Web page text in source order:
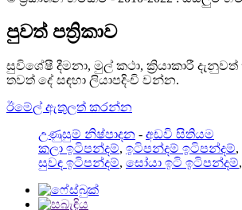
පුවත් පත්‍රිකාව
සුවිශේෂී දීමනා, මුල් කථා, ක්‍රියාකාරී
තවත් දේ සඳහා ලියාපදිංචි වන්න.
ඊමේල් ඇතුලත් කරන්න
උණුසුම් නිෂ්පාදන - අඩවි සිතියම
කලා ඉටිපන්දම්, ඉටිපන්දම් ඉටිපන්දම්,
සුවඳ ඉටිපන්දම්, සෝයා ඉටි ඉටිපන්දම්,